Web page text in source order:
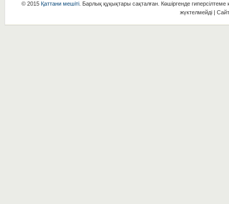
© 2015 Қаттани мешіті. Барлық құқықтары сақталған. Көшіргенде гиперсілтеме
жүктелмейді |